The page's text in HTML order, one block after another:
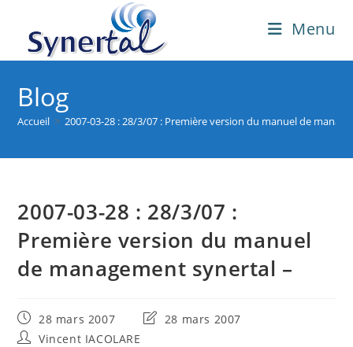
content
Menu
Blog
Accueil > 2007-03-28 : 28/3/07 : Première version du manuel de
2007-03-28 : 28/3/07 :
Première version du manuel
de management synertal –
Publication
publiée :
28 mars 2007
Dernière
28 mars 2007
Auteur/autrice
Vincent IACOLARE